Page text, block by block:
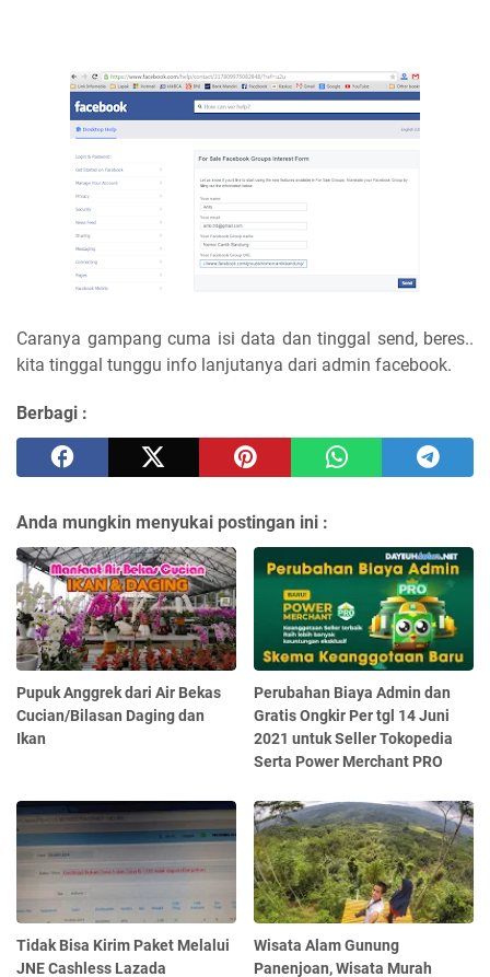
Caranya gampang cuma isi data dan tinggal send, beres..
kita tinggal tunggu info lanjutanya dari admin facebook.
Berbagi :
Anda mungkin menyukai postingan ini :
Pupuk Anggrek dari Air Bekas
Cucian/Bilasan Daging dan
Ikan
Perubahan Biaya Admin dan
Gratis Ongkir Per tgl 14 Juni
2021 untuk Seller Tokopedia
Serta Power Merchant PRO
Tidak Bisa Kirim Paket Melalui
JNE Cashless Lazada
Wisata Alam Gunung
Panenjoan, Wisata Murah